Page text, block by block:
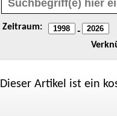
Zeitraum: -
Dieser Artikel ist ein